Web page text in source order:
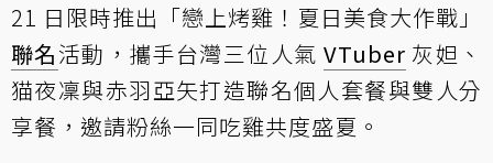
21 日限時推出「戀上烤雞！夏日美食大作戰」
聯名活動，攜手台灣三位人氣 VTuber 灰妲、
猫夜凜與赤羽亞矢打造聯名個人套餐與雙人分
享餐，邀請粉絲一同吃雞共度盛夏。